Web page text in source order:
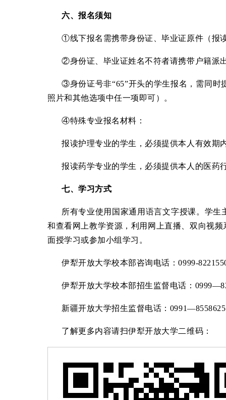
六、报名须知
①线下报名需携带身份证、毕业证原件（报
②身份证、毕业证姓名不符者请携带户籍派
③身份证号非“65”开头的学生报名，需同时
照片和其他选项中任一项即可）。
④特殊专业报名材料：
报读护理专业的学生，必须提供本人有效期
报读药学专业的学生，必须提供本人的医药
七、学习方式
所有专业使用国家通用语言文字授课。学
和查看网上教学资源，利用网上直播、双向视
面授学习或参加小组学习。
伊犁开放大学校本部咨询电话：0999-
伊犁开放大学校本部招生监督电话：
新疆开放大学招生监督电话：
了解更多内容请扫伊犁开放大学二维码：